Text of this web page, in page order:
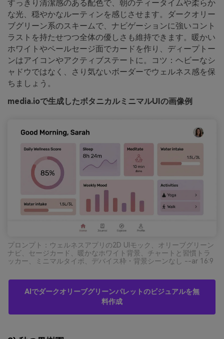
すっきり清潔感のある配色で、朝のティータイムや柔らか
な光、穏やかなルーティンを感じさせます。ダークオリー
ブグリーン系のスキームで、ナビゲーションに強いコント
ラストを持たせつつ全体の優しさも維持できます。暖かい
ホワイトやペールセージ面でカードを作り、ディープトー
ンはアイコンやアクティブステートに。コツ：ヘビーなシ
ャドウではなく、さり気ないボーダーでウェルネス感を保
ちましょう。
media.ioで生成したボタニカルミニマルUIの画像例
プロンプト：ウェルネスアプリの2D UIモック、オリーブグリーン
ナビ、セージカード、暖かなホワイト背景、チャートと習慣トラ
ッカー、ミニマルタイポ、デバイス枠・背景シーンなし --ar 16:9
AIでダークオリーブグリーンパレットのビジュアルを無
料作成